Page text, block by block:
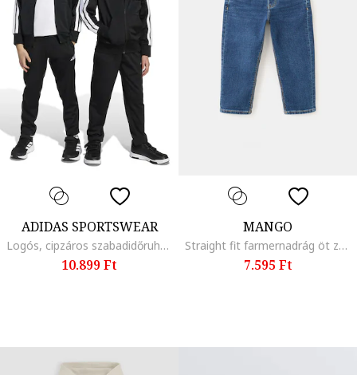
ADIDAS SPORTSWEAR
Logós, cipzáros szabadidőruha, Fehér/Fekete
10.899 Ft
MANGO
Straight fit farmernadrág öt zsebbel, Kobaltkék
7.595 Ft